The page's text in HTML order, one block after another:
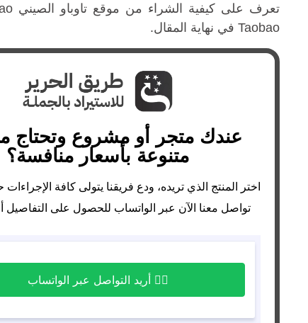
Taobao في نهاية المقال.
عندك متجر أو مشروع وتحتاج
متنوعة بأسعار منافسة؟
اختر المنتج الذي تريده، ودع فريقنا يتولى كافة
تواصل معنا الآن عبر الواتساب للحصول على التفاصيل